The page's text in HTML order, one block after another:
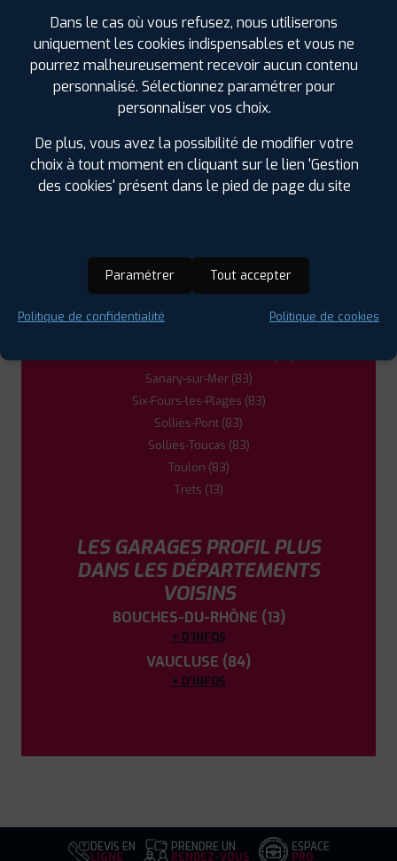
Garéoult (83)
Gémenos (13)
Hyères (83)
La Cadière-d'Azur (83)
La Crau (83)
La Farlède (83)
La Garde (83)
La Seyne-sur-Mer (83)
Ollioules (83)
Pierrefeu-du-Var (83)
Saint-Cyr-sur-Mer (83)
Sanary-sur-Mer (83)
Six-Fours-les-Plages (83)
Solliès-Pont (83)
Solliès-Toucas (83)
Toulon (83)
Trets (13)
LES GARAGES PROFIL PLUS
DANS LES DÉPARTEMENTS
VOISINS
BOUCHES-DU-RHÔNE (13)
+ D'INFOS
VAUCLUSE (84)
+ D'INFOS
DEVIS EN
LIGNE
PRENDRE UN
RENDEZ-VOUS
ESPACE
PRO
Dans le cas où vous refusez, nous utiliserons
uniquement les cookies indispensables et vous ne
pourrez malheureusement recevoir aucun contenu
personnalisé. Sélectionnez paramétrer pour
personnaliser vos choix.
De plus, vous avez la possibilité de modifier votre
choix à tout moment en cliquant sur le lien 'Gestion
des cookies' présent dans le pied de page du site
Paramétrer Tout accepter
Politique de confidentialité Politique de cookies